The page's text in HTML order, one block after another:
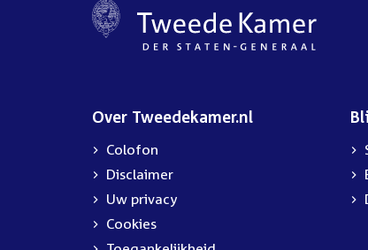
Over Tweedekamer.nl
Colofon
Disclaimer
Uw privacy
Cookies